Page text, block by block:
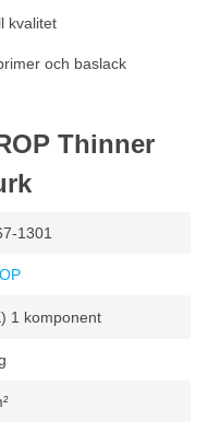
i klarlack, grundfärg
dinfärgspruta.
1 liter
och primer
baslack, 2K-lack och PU-
produkt du vill blanda
kvalitet
och baslack
Thinner
1301
1 komponent